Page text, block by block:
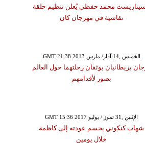
محمد حفظي يُعلن تنظيم حلقة
نقاشية في مهرجان كان
GMT 21:38 2013 الخميس ,14 آذار/ مارس
بريطانيان يوثقان رحلتهما حول العالم
بصور لأقدامهم
GMT 15:36 2017 الإثنين ,31 تموز / يوليو
شهاب كنكوني يحسم عودته إلى كاظمة
خلال يومين